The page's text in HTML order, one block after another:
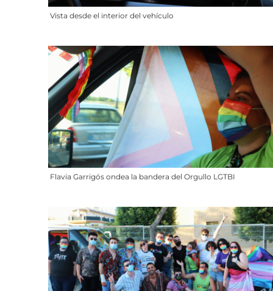
Vista desde el interior del vehículo
Flavia Garrigós ondea la bandera del Orgullo LGTBI